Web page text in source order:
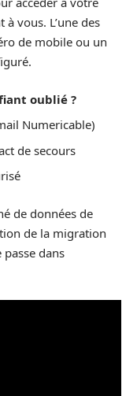
vous. L’une des
de mobile ou un
oublié ?
Numericable)
de secours
de données de
de la migration
dans